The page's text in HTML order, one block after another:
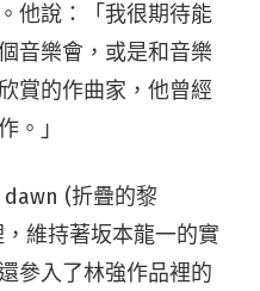
他說：「我很期待能
音樂會，或是和音樂
賞的作曲家，他曾經
。」
(折疊的黎
維持著坂本龍一的實
參入了林強作品裡的